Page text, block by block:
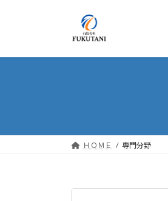
プ
動
ＨＯＭＥ 専門分野